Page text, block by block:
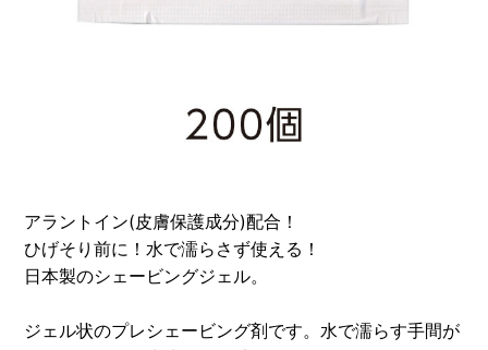
アラントイン(皮膚保護成分)配合！
ひげそり前に！水で濡らさず使える！
日本製のシェービングジェル。
ジェル状のプレシェービング剤です。水で濡らす手間が